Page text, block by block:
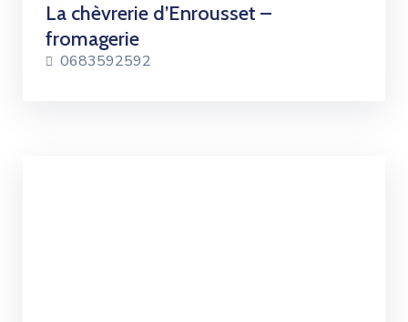
La chèvrerie d’Enrousset –
fromagerie
0683592592